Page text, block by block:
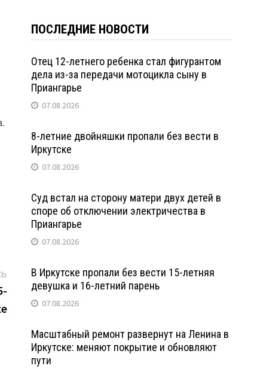
Следующая
запись:
ПОСЛЕДНИЕ НОВОСТИ
Отец 12-летнего ребенка стал фигурантом
дела из-за передачи мотоцикла сыну в
Приангарье
07.08.2026
8-летние двойняшки пропали без вести в
Иркутске
07.08.2026
Суд встал на сторону матери двух детей в
споре об отключении электричества в
Приангарье
07.08.2026
В Иркутске пропали без вести 15-летняя
девушка и 16-летний парень
07.08.2026
Масштабный ремонт развернут на Ленина в
Иркутске: меняют покрытие и обновляют
пути